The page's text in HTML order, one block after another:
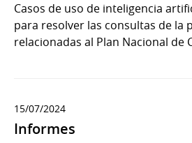
Casos de uso de inteligencia
para resolver las consultas de la
relacionadas al Plan Nacional de
15/07/2024
Informes